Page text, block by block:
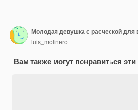
luis_molinero
Вам также могут понравиться эти